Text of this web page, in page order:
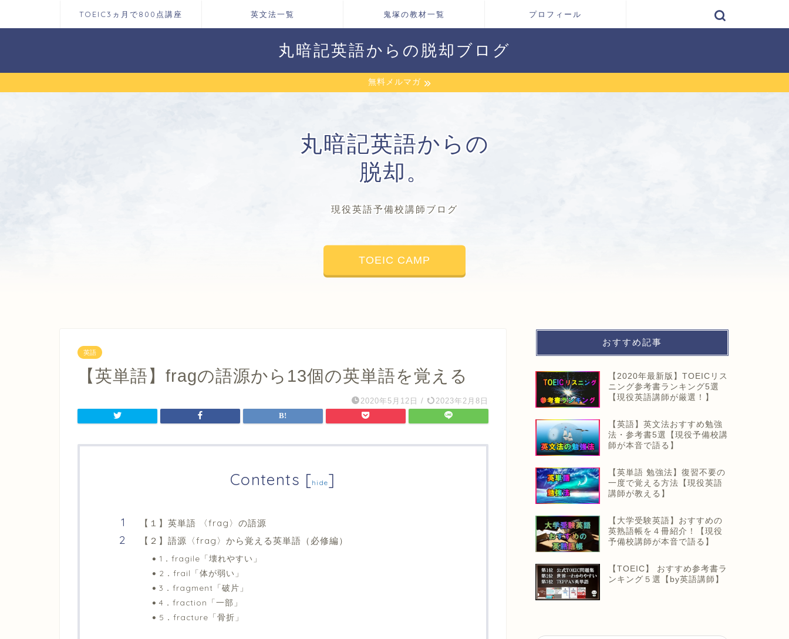
TOEIC3ヵ月で800点講座 英文法一覧 鬼塚の教材一覧 プロフィール
丸暗記英語からの脱却ブログ
無料メルマガ
丸暗記英語からの
脱却。
現役英語予備校講師ブログ
TOEIC CAMP
英語
【英単語】fragの語源から13個の英単語を覚える
2020年5月12日 / 2023年2月8日
Contents [hide]
【１】英単語 〈frag〉の語源
【２】語源〈frag〉から覚える英単語（必修編）
1．fragile​​「壊れやすい」​​​​​​
2．frail​​​「体が弱い」​​​​​​
3．fragment​​「破片」​​​​​​
4．fraction​​「一部」​​​​​​
5．fracture​​「骨折」​​​​​​
おすすめ記事
【2020年最新版】TOEICリス
ニング参考書ランキング5選
【現役英語講師が厳選！】
【英語】英文法おすすめ勉強
法・参考書5選【現役予備校講
師が本音で語る】
【英単語 勉強法】復習不要の
一度で覚える方法【現役英語
講師が教える】
【大学受験英語】おすすめの
英熟語帳を４冊紹介！【現役
予備校講師が本音で語る】
【TOEIC】 おすすめ参考書ラ
ンキング５選【by英語講師】